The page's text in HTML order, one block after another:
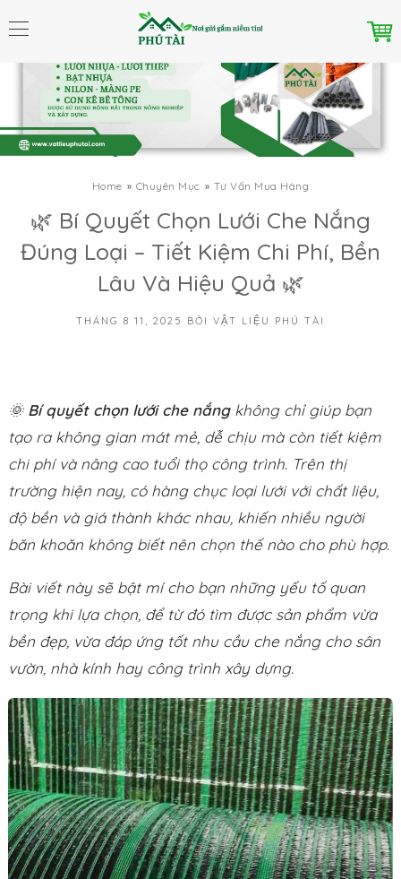
Home Chuyên Mục Tư Vấn Mua Hàng
🌿 Bí Quyết Chọn Lưới Che Nắng
Đúng Loại – Tiết Kiệm Chi Phí, Bền
Lâu Và Hiệu Quả 🌿
THÁNG 8 11, 2025 BỞI VẬT LIỆU PHÚ TÀI
🌞 Bí quyết chọn lưới che nắngkhông chỉ giúp bạn
tạo ra không gian mát mẻ, dễ chịu mà còn tiết kiệm
chi phí và nâng cao tuổi thọ công trình. Trên thị
trường hiện nay, có hàng chục loại lưới với chất liệu,
độ bền và giá thành khác nhau, khiến nhiều người
băn khoăn không biết nên chọn thế nào cho phù hợp.
Bài viết này sẽ bật mí cho bạn những yếu tố quan
trọng khi lựa chọn, để từ đó tìm được sản phẩm vừa
bền đẹp, vừa đáp ứng tốt nhu cầu che nắng cho sân
vườn, nhà kính hay công trình xây dựng.